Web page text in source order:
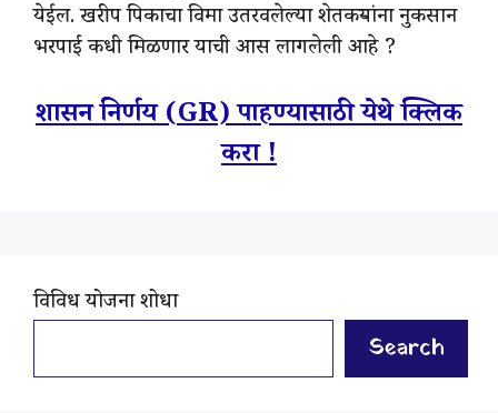
येईल. खरीप पिकाचा विमा उतरवलेल्या शेतकऱ्यांना नुकसान
भरपाई कधी मिळणार याची आस लागलेली आहे ?
शासन निर्णय (GR) पाहण्यासाठी येथे क्लिक
करा !
विविध योजना शोधा
Search